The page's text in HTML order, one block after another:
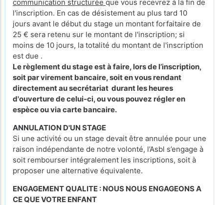
communication structurée que vous recevrez à la fin de
l'inscription. En cas de désistement au plus tard 10
jours avant le début du stage un montant forfaitaire de
25 € sera retenu sur le montant de l'inscription; si
moins de 10 jours, la totalité du montant de l'inscription
est due .
Le règlement du stage est à faire, lors de l’inscription,
soit par virement bancaire, soit en vous rendant
directement au secrétariat durant les heures
d'ouverture de celui-ci, ou vous pouvez régler en
espèce ou via carte bancaire.
ANNULATION D'UN STAGE
Si une activité ou un stage devait être annulée pour une
raison indépendante de notre volonté, l’Asbl s’engage à
soit rembourser intégralement les inscriptions, soit à
proposer une alternative équivalente.
ENGAGEMENT QUALITE : NOUS NOUS ENGAGEONS A
CE QUE VOTRE ENFANT